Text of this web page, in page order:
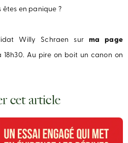
êtes en panique ?
Willy Schraen sur ma page
Au pire on boit un canon on
cet article